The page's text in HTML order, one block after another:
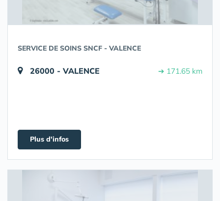
SERVICE DE SOINS SNCF - VALENCE
26000 - VALENCE ➔ 171.65 km
Plus d'infos